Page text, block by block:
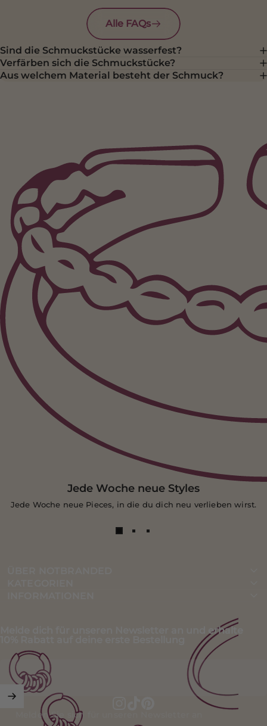
Alle FAQs
Sind die Schmuckstücke wasserfest?
Verfärben sich die Schmuckstücke?
Aus welchem Material besteht der Schmuck?
Jede Woche neue Styles
Jede Woche neue Pieces, in die du dich neu verlieben wirst.
Melde dich für unseren Newsletter an und erhalte
Melden Sie sich für unseren Newsletter an